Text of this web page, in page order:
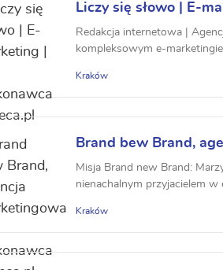
Liczy się słowo | E-
Redakcja internetowa |
kompleksowym e-
Kraków
Brand bew Brand,
Misja Brand new Brand:
nienachalnym przyjacielem
Kraków